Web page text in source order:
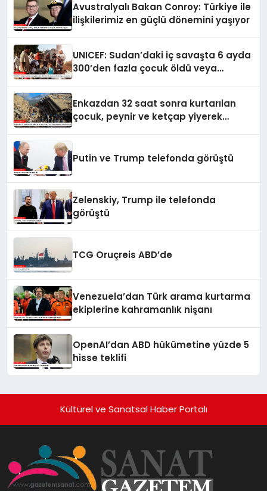
Avustralyalı Bakan Conroy: Türkiye ile
ilişkilerimiz en güçlü dönemini yaşıyor
UNICEF: Sudan’daki iç savaşta 6 ayda
300’den fazla çocuk öldü veya
Enkazdan 32 saat sonra kurtarılan
çocuk, peynir ve ketçap yiyerek
Putin ve Trump telefonda görüştü
Zelenskiy, Trump ile telefonda
görüştü
TCG Oruçreis ABD’de
Venezuela’dan Türk arama kurtarma
ekiplerine kahramanlık nişanı
OpenAI’dan ABD hükümetine yüzde 5
hisse teklifi
Kültürel ve Sanatsal Haber Portalı